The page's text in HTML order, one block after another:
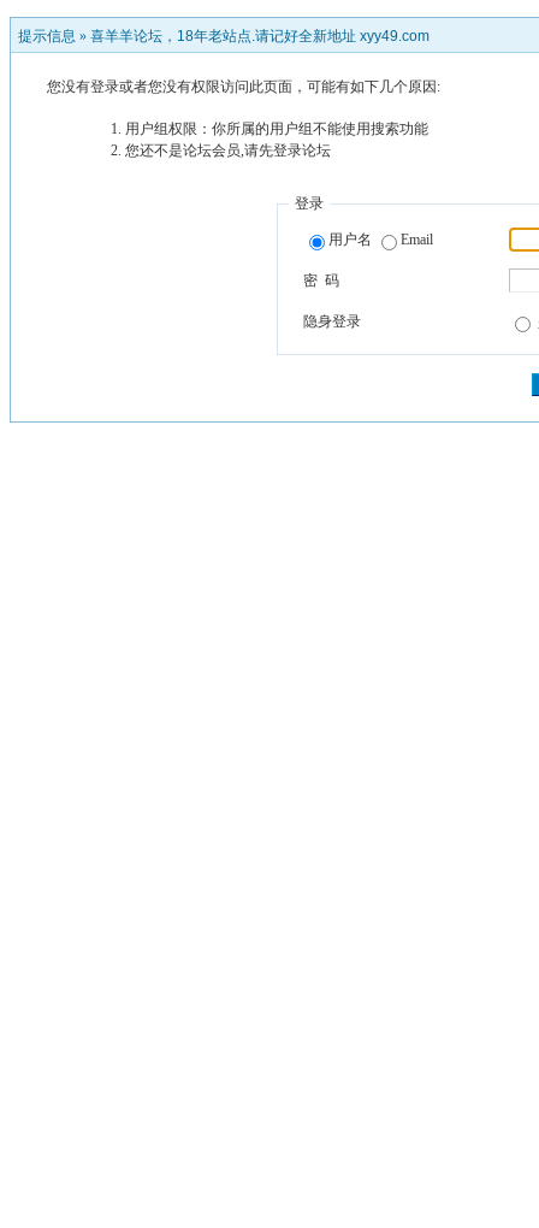
提示信息 » 喜羊羊论坛，18年老站点.请记好全新地址 xyy49.com
您没有登录或者您没有权限访问此页面，可能有如下几个原因:
用户组权限：你所属的用户组不能使用搜索功能
您还不是论坛会员,请先登录论坛
登录
用户名 Email
密 码
隐身登录